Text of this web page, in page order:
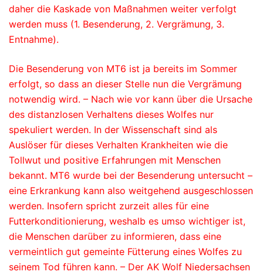
daher die Kaskade von Maßnahmen weiter verfolgt
werden muss (1. Besenderung, 2. Vergrämung, 3.
Entnahme).
Die Besenderung von MT6 ist ja bereits im Sommer
erfolgt, so dass an dieser Stelle nun die Vergrämung
notwendig wird. – Nach wie vor kann über die Ursache
des distanzlosen Verhaltens dieses Wolfes nur
spekuliert werden. In der Wissenschaft sind als
Auslöser für dieses Verhalten Krankheiten wie die
Tollwut und positive Erfahrungen mit Menschen
bekannt. MT6 wurde bei der Besenderung untersucht –
eine Erkrankung kann also weitgehend ausgeschlossen
werden. Insofern spricht zurzeit alles für eine
Futterkonditionierung, weshalb es umso wichtiger ist,
die Menschen darüber zu informieren, dass eine
vermeintlich gut gemeinte Fütterung eines Wolfes zu
seinem Tod führen kann. – Der AK Wolf Niedersachsen